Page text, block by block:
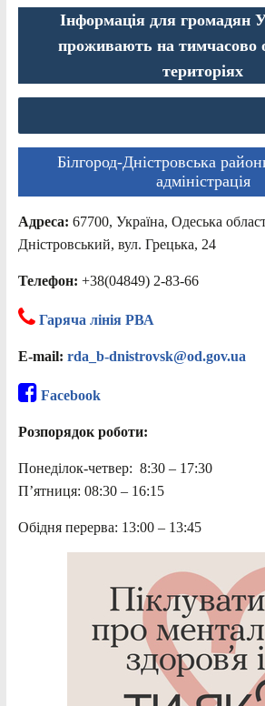
Інформація для громадян
проживають на тимчасово
територіях
Білгород-Дністровська
адміністрація
Адреса: 67700, Україна, Одеська
Дністровський, вул. Грецька, 24
Телефон: +38(04849) 2-83-66
Гаряча лінія РВА
E-mail: rda_b-dnistrovsk@od.gov.ua
Facebook
Розпорядок роботи:
Понеділок-четвер: 8:30 – 17:30
П’ятниця: 08:30 – 16:15
Обідня перерва: 13:00 – 13:45